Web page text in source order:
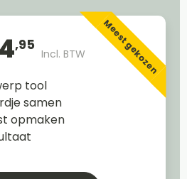
,95
Incl. BTW Meest gekozen
tool
samen
opmaken